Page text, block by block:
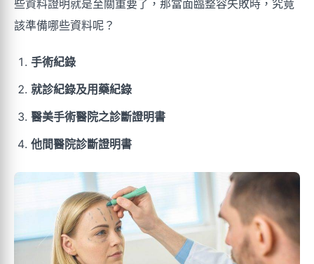
些資料證明就是至關重要了，那當面臨整容失敗時，究竟
該準備哪些資料呢？
手術紀錄
就診紀錄及用藥紀錄
醫美手術醫院之診斷證明書
他間醫院診斷證明書